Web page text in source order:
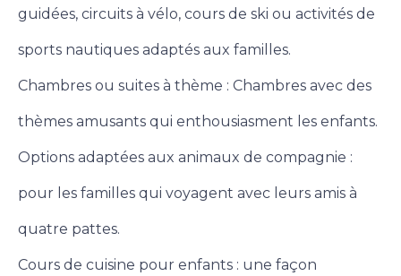
guidées, circuits à vélo, cours de ski ou activités de
sports nautiques adaptés aux familles.
Chambres ou suites à thème : Chambres avec des
thèmes amusants qui enthousiasment les enfants.
Options adaptées aux animaux de compagnie :
pour les familles qui voyagent avec leurs amis à
quatre pattes.
Cours de cuisine pour enfants : une façon